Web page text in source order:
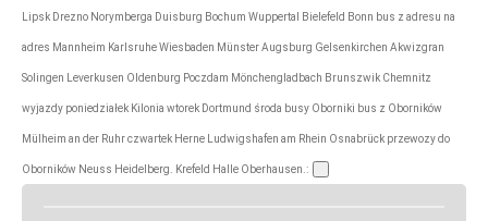
Lipsk Drezno Norymberga Duisburg Bochum Wuppertal Bielefeld Bonn bus z adresu na
adres Mannheim Karlsruhe Wiesbaden Münster Augsburg Gelsenkirchen Akwizgran
Solingen Leverkusen Oldenburg Poczdam Mönchengladbach Brunszwik Chemnitz
wyjazdy poniedziałek Kilonia wtorek Dortmund środa busy Oborniki bus z Oborników
Mülheim an der Ruhr czwartek Herne Ludwigshafen am Rhein Osnabrück przewozy do
Oborników Neuss Heidelberg. Krefeld Halle Oberhausen.: